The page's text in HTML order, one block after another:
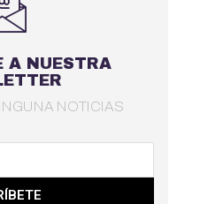
A NUESTRA
NOTICIAS